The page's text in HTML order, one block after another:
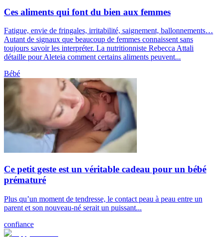
Ces aliments qui font du bien aux femmes
Fatigue, envie de fringales, irritabilité, saignement, ballonnements…
Autant de signaux que beaucoup de femmes connaissent sans
toujours savoir les interpréter. La nutritionniste Rebecca Attali
détaille pour Aleteia comment certains aliments peuvent...
Bébé
Ce petit geste est un véritable cadeau pour un bébé
prématuré
Plus qu’un moment de tendresse, le contact peau à peau entre un
parent et son nouveau-né serait un puissant...
confiance